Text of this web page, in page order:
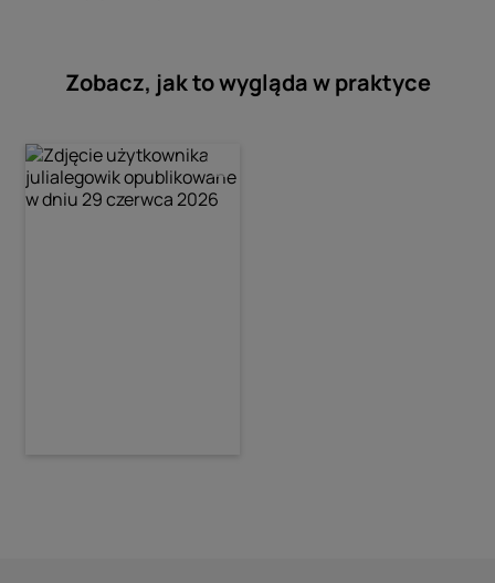
Zobacz, jak to wygląda w praktyce